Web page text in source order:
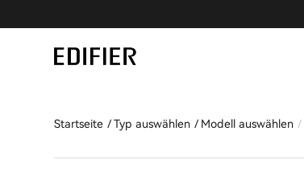
Startseite Typ auswählen Modell auswählen